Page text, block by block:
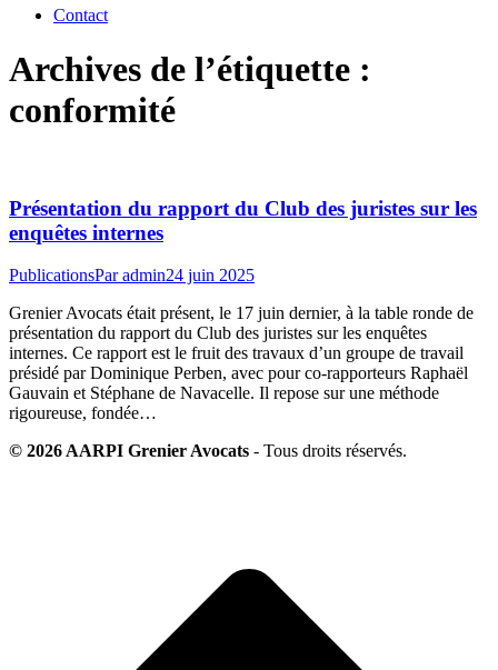
Contact
Archives de l’étiquette :
conformité
Présentation du rapport du Club des juristes sur les
enquêtes internes
PublicationsParadmin24 juin 2025
Grenier Avocats était présent, le 17 juin dernier, à la table ronde de
présentation du rapport du Club des juristes sur les enquêtes
internes. Ce rapport est le fruit des travaux d’un groupe de travail
présidé par Dominique Perben, avec pour co-rapporteurs Raphaël
Gauvain et Stéphane de Navacelle. Il repose sur une méthode
rigoureuse, fondée…
© 2026 AARPI Grenier Avocats - Tous droits réservés.